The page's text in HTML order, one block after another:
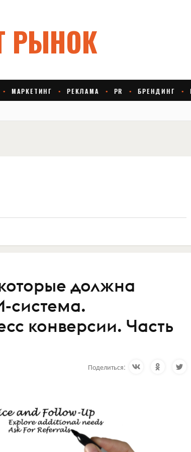
должна
система.
конверсии. Часть
Поделиться: